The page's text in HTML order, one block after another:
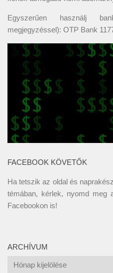
Egyszerűen használj
megjegyzéssel): OTP Bank
FACEBOOK KÖVETŐK
Ha tetszik az oldal és
témában, kérlek, nyomd
Facebookon is!
ARCHÍVUM
Archívum